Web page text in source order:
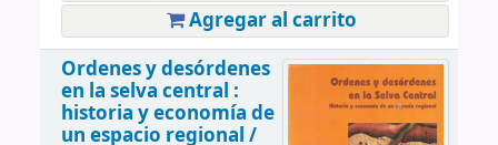
Agregar al carrito
Ordenes y desórdenes
en la selva central :
historia y economía de
un espacio regional /